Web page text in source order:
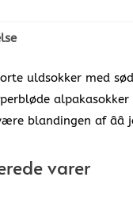
uldsokker med
blandingen af
varer